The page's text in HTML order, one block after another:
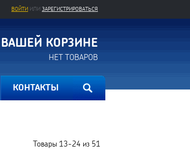
ВОЙТИ ИЛИ ЗАРЕГИСТРИРОВАТЬСЯ
КОРЗИНЕ
НЕТ ТОВАРОВ
КОНТАКТЫ
Товары 13-24 из 51